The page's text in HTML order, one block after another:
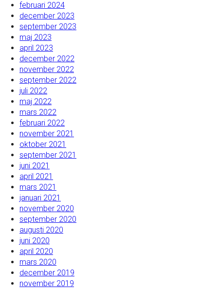
februari 2024
december 2023
september 2023
maj 2023
april 2023
december 2022
november 2022
september 2022
juli 2022
maj 2022
mars 2022
februari 2022
november 2021
oktober 2021
september 2021
juni 2021
april 2021
mars 2021
januari 2021
november 2020
september 2020
augusti 2020
juni 2020
april 2020
mars 2020
december 2019
november 2019